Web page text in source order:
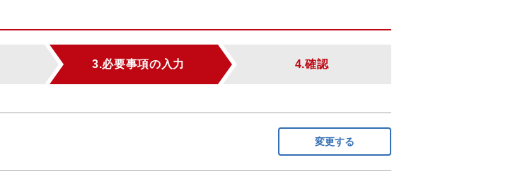
3.必要事項の入力 4.確認
変更する